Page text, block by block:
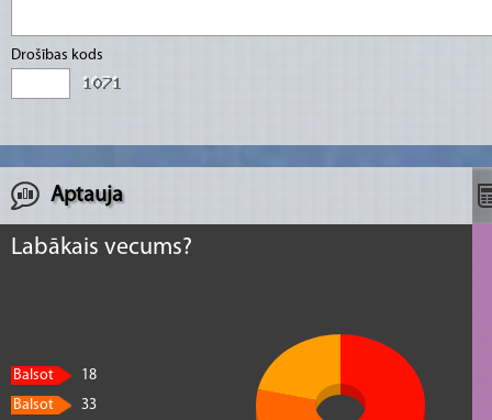
Drošības kods
Aptauja
Labākais vecums?
Balsot
18
Balsot
33